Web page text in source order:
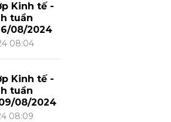
Kinh tế -
tuần
08/2024
08:04
Kinh tế -
tuần
08/2024
08:09